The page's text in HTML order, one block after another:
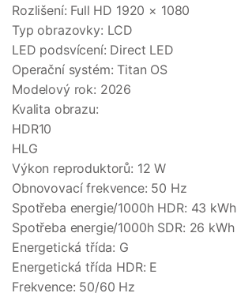
Rozlišení: Full HD 1920 × 1080
Typ obrazovky: LCD
LED podsvícení: Direct LED
Operační systém: Titan OS
Modelový rok: 2026
Kvalita obrazu:
HDR10
HLG
Výkon reproduktorů: 12 W
Obnovovací frekvence: 50 Hz
Spotřeba energie/1000h HDR: 43 kWh
Spotřeba energie/1000h SDR: 26 kWh
Energetická třída: G
Energetická třída HDR: E
Frekvence: 50/60 Hz